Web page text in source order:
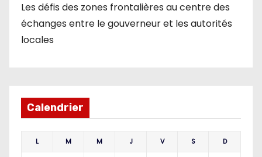
Les défis des zones frontalières au centre des
échanges entre le gouverneur et les autorités
locales
Calendrier
L M M J V S D